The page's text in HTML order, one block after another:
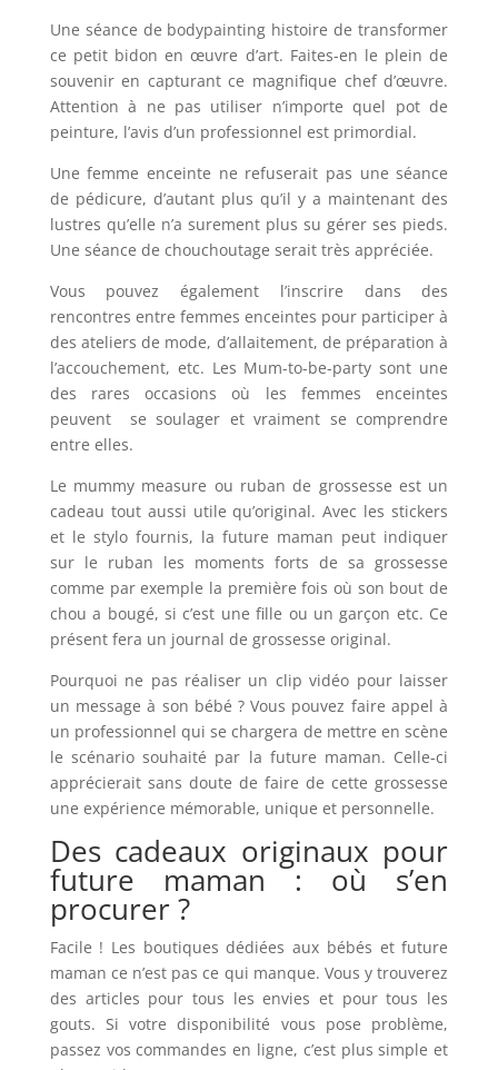
Une séance de bodypainting histoire de transformer
ce petit bidon en œuvre d’art. Faites-en le plein de
souvenir en capturant ce magnifique chef d’œuvre.
Attention à ne pas utiliser n’importe quel pot de
peinture, l’avis d’un professionnel est primordial.
Une femme enceinte ne refuserait pas une séance
de pédicure, d’autant plus qu’il y a maintenant des
lustres qu’elle n’a surement plus su gérer ses pieds.
Une séance de chouchoutage serait très appréciée.
Vous pouvez également l’inscrire dans des
rencontres entre femmes enceintes pour participer à
des ateliers de mode, d’allaitement, de préparation à
l’accouchement, etc. Les Mum-to-be-party sont une
des rares occasions où les femmes enceintes
peuvent se soulager et vraiment se comprendre
entre elles.
Le mummy measure ou ruban de grossesse est un
cadeau tout aussi utile qu’original. Avec les stickers
et le stylo fournis, la future maman peut indiquer
sur le ruban les moments forts de sa grossesse
comme par exemple la première fois où son bout de
chou a bougé, si c’est une fille ou un garçon etc. Ce
présent fera un journal de grossesse original.
Pourquoi ne pas réaliser un clip vidéo pour laisser
un message à son bébé ? Vous pouvez faire appel à
un professionnel qui se chargera de mettre en scène
le scénario souhaité par la future maman. Celle-ci
apprécierait sans doute de faire de cette grossesse
une expérience mémorable, unique et personnelle.
Des cadeaux originaux pour
future maman : où s’en
procurer ?
Facile ! Les boutiques dédiées aux bébés et future
maman ce n’est pas ce qui manque. Vous y trouverez
des articles pour tous les envies et pour tous les
gouts. Si votre disponibilité vous pose problème,
passez vos commandes en ligne, c’est plus simple et